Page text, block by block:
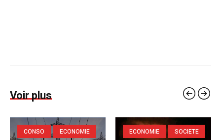
Voir plus
CONSO
ECONOMIE
ECONOMIE
SOCIETE